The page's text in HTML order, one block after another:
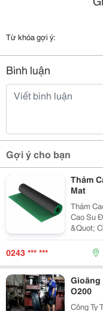
Từ khóa gợi ý:
Bình luận
Gợi ý cho bạn
Thảm
Mat
Thảm
Cao Su
&Quot;
Là
Mm Là
Lớp
0243 *** ***
Gioăng
O200
Công Ty